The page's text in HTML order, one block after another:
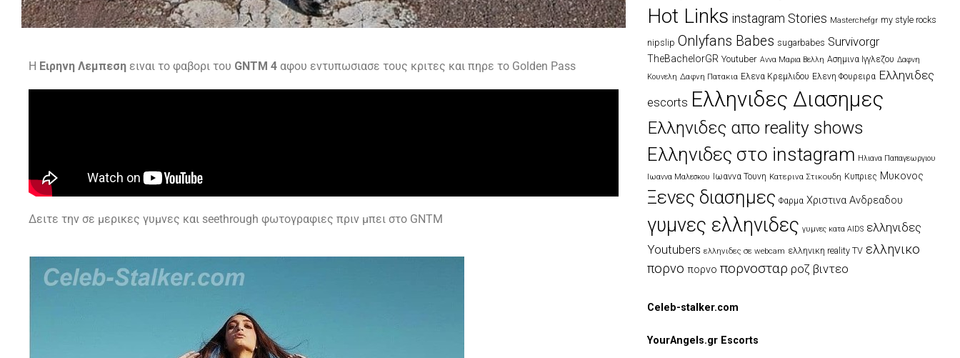
Η Ειρηνη Λεμπεση ειναι το φαβορι του GNTM 4 αφου εντυπωσιασε τους κριτες και πηρε το Golden Pass
Δειτε την σε μερικες γυμνες και seethrough φωτογραφιες πριν μπει στο GNTM
Hot Links instagram Stories Masterchefgr my style rocks
nipslip Onlyfans Babes sugarbabes Survivorgr
TheBachelorGR Youtuber Αννα Μαρια Βελλη Ασημινα Ιγγλεζου Δαφνη
Κουνελη Δαφνη Πατακια Ελενα Κρεμλιδου Ελενη Φουρειρα Ελληνιδες
escorts Ελληνιδες Διασημες
Ελληνιδες απο reality shows
Ελληνιδες στο instagram Ηλιανα Παπαγεωργιου
Ιωαννα Μαλεσκου
Ιωαννα Τουνη Κατερινα Στικουδη Κυπριες Μυκονος
Ξενες διασημες Φαρμα Χριστινα Ανδρεαδου
γυμνες ελληνιδες γυμνες κατα AIDS ελληνιδες
Youtubers ελληνιδες σε webcam ελληνικη reality TV ελληνικο
πορνο πορνο πορνοσταρ ροζ βιντεο
Celeb-stalker.com
YourAngels.gr Escorts